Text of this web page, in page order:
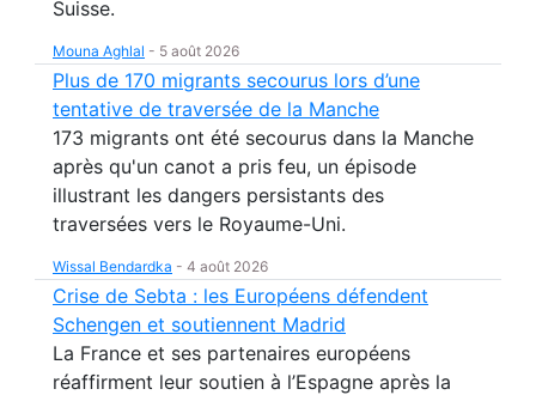
Suisse.
Mouna Aghlal - 5 août 2026
Plus de 170 migrants secourus lors d’une
tentative de traversée de la Manche
173 migrants ont été secourus dans la Manche
après qu'un canot a pris feu, un épisode
illustrant les dangers persistants des
traversées vers le Royaume-Uni.
Wissal Bendardka - 4 août 2026
Crise de Sebta : les Européens défendent
Schengen et soutiennent Madrid
La France et ses partenaires européens
réaffirment leur soutien à l’Espagne après la